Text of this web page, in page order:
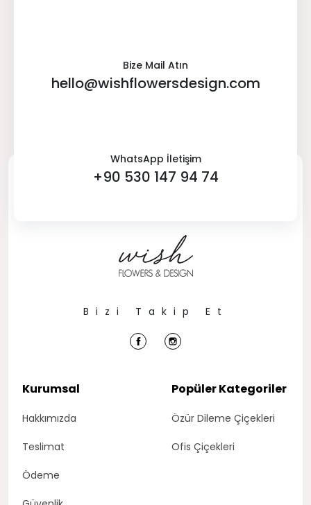
Bize Mail Atın
hello@wishflowersdesign.com
WhatsApp İletişim
+90 530 147 94 74
Kurumsal
Hakkımızda
Teslimat
Ödeme
Popüler Kategoriler
Özür Dileme Çiçekleri
Ofis Çiçekleri
Bizi Takip Et